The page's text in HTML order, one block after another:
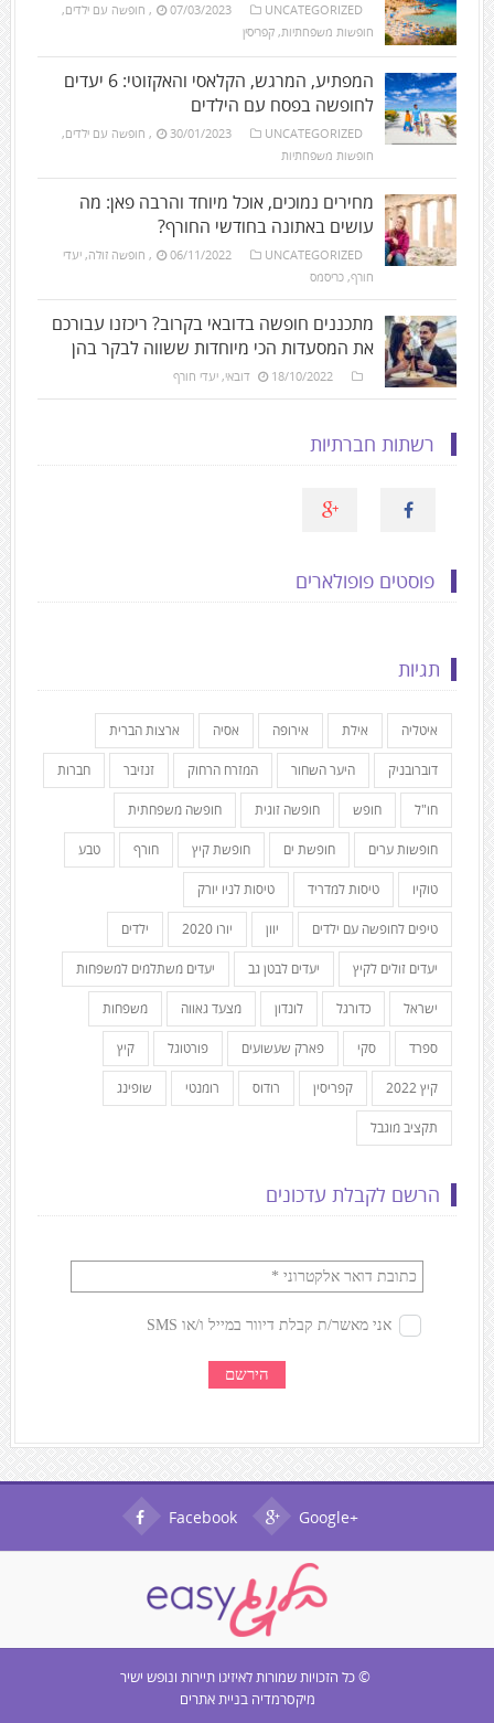
07/03/2023 UNCATEGORIZED
, חופשה עם ילדים,
חופשות משפחתיות, קפריסין
המפתיע, המרגש, הקלאסי והאקזוטי: 6 יעדים
לחופשה בפסח עם הילדים
30/01/2023 UNCATEGORIZED
, חופשה עם ילדים,
חופשות משפחתיות
מחירים נמוכים, אוכל מיוחד והרבה פאן: מה
עושים באתונה בחודשי החורף?
06/11/2022 UNCATEGORIZED
, חופשה זולה, יעדי
חורף, כריסמס
מתכננים חופשה בדובאי בקרוב? ריכזנו עבורכם
את המסעדות הכי מיוחדות ששווה לבקר בהן
18/10/2022 דובאי, יעדי חורף
רשתות חברתיות
פוסטים פופולארים
תגיות
איטליה אילת אירופה אסיה ארצות הברית
דוברובניק היער השחור המזרח הרחוק זנזיבר חברות
חו"ל חופש חופשה זוגית חופשה משפחתית
חופשות ערים חופשת ים חופשת קיץ חורף טבע
טוקיו טיסות למדריד טיסות לניו יורק
טיפים לחופשה עם ילדים יוון יורו 2020 ילדים
יעדים זולים לקיץ יעדים לבטן גב יעדים משתלמים למשפחות
ישראל כדורגל לונדון מצעד גאווה משפחות
ספרד סקי פארק שעשועים פורטוגל קיץ
קיץ 2022 קפריסין רודוס רומנטי שופינג
תקציב מוגבל
הרשם לקבלת עדכונים
Facebook Google+
© כל הזכויות שמורות לאיזיגו תיירות ונופש ישיר
מיקסרמדיה בניית אתרים